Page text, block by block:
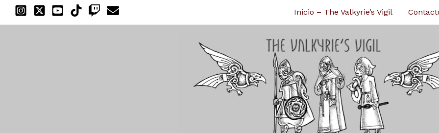
Inicio – The Valkyrie’s Vigil